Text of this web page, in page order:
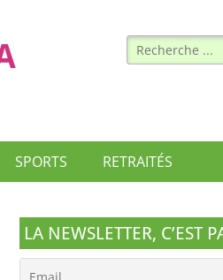
Rechercher :
SPORTS RETRAITÉS
LA NEWSLETTER, C’EST